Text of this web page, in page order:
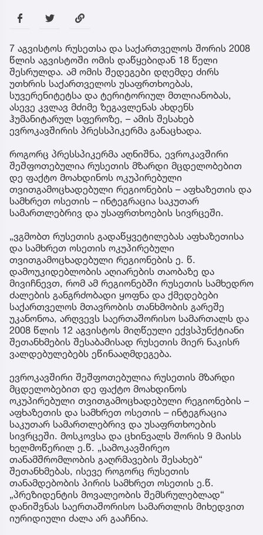
7 აგვისტოს რუსეთსა და საქართველოს შორის 2008
წლის აგვისტოში ომის დაწყებიდან 18 წელი
შესრულდა. ამ ომის შედეგები დღემდე ძირს
უთხრის საქართველოს უსაფრთხოებას,
სუვერენიტეტსა და ტერიტორიულ მთლიანობას,
ასევე კვლავ მძიმე ზეგავლენას ახდენს
ჰუმანიტარულ სფეროზე, – ამის შესახებ
ევროკავშირის პრესსპიკერმა განაცხადა.
როგორც პრესსპიკერმა აღნიშნა, ევროკავშირი
შეშფოთებულია რუსეთის მზარდი მცდელობებით
დე ფაქტო მოახდინოს ოკუპირებული
თვითგამოცხადებული რეგიონების – აფხაზეთის და
სამხრეთ ოსეთის – ინტეგრაცია საკუთარ
სამართლებრივ და უსაფრთხოების სივრცეში.
„ვგმობთ რუსეთის გადაწყვეტილებას აფხაზეთისა
და სამხრეთ ოსეთის ოკუპირებული
თვითგამოცხადებული რეგიონების ე. წ.
დამოუკიდებლობის აღიარების თაობაზე და
მივიჩნევთ, რომ ამ რეგიონებში რუსეთის სამხედრო
ძალების განგრძობადი ყოფნა და ქმედებები
საქართველოს მთავრობის თანხმობის გარეშე
უკანონოა, არღვევს საერთაშორისო სამართალს და
2008 წლის 12 აგვისტოს მიღწეული ექვსპუნქტიანი
შეთანხმების შესაბამისად რუსეთის მიერ ნაკისრ
ვალდებულებებს ეწინააღმდეგება.
ევროკავშირი შეშფოთებულია რუსეთის მზარდი
მცდელობებით დე ფაქტო მოახდინოს
ოკუპირებული თვითგამოცხადებული რეგიონების –
აფხაზეთის და სამხრეთ ოსეთის – ინტეგრაცია
საკუთარ სამართლებრივ და უსაფრთხოების
სივრცეში. მოსკოვსა და ცხინვალს შორის 9 მაისს
ხელმოწერილ ე.წ. „სამოკავშირეო
თანამშრომლობის გაღრმავების შესახებ“
შეთანხმებას, ისევე როგორც რუსეთის
თანამდებობის პირის სამხრეთ ოსეთის ე.წ.
„პრეზიდენტის მოვალეობის შემსრულებლად“
დანიშვნას საერთაშორისო სამართლის მიხედვით
იურიდიული ძალა არ გააჩნია.